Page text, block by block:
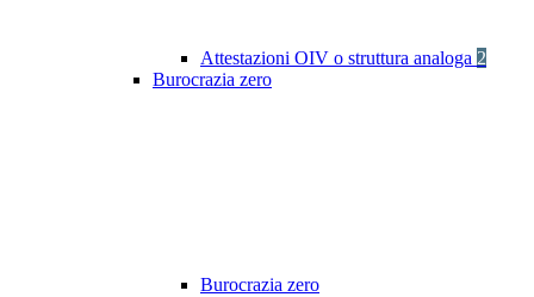
Attestazioni OIV o struttura analoga 2
Burocrazia zero
Burocrazia zero